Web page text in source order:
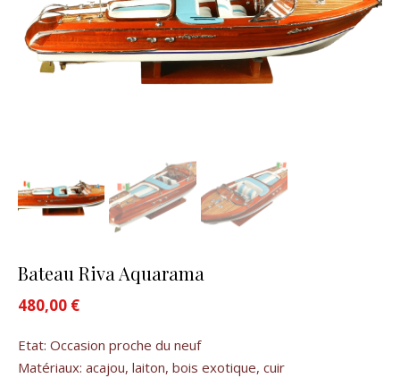
Bateau Riva Aquarama
480,00 €
Etat: Occasion proche du neuf
Matériaux: acajou, laiton, bois exotique, cuir